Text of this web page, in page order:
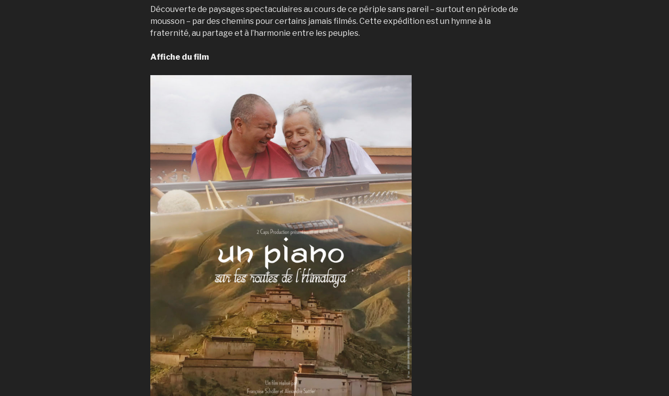
Découverte de paysages spectaculaires au cours de ce périple sans pareil – surtout en période de
mousson – par des chemins pour certains jamais filmés. Cette expédition est un hymne à la
fraternité, au partage et à l’harmonie entre les peuples.
Affiche du film